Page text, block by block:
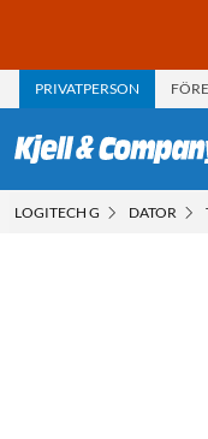
PRIVATPERSON
LOGITECH G DATOR